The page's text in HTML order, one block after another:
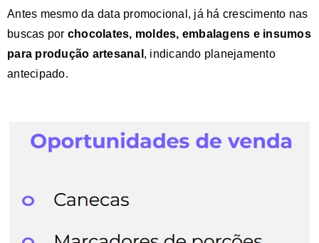
Antes mesmo da data promocional, já há crescimento nas
buscas por chocolates, moldes, embalagens e insumos
para produção artesanal , indicando planejamento
antecipado.